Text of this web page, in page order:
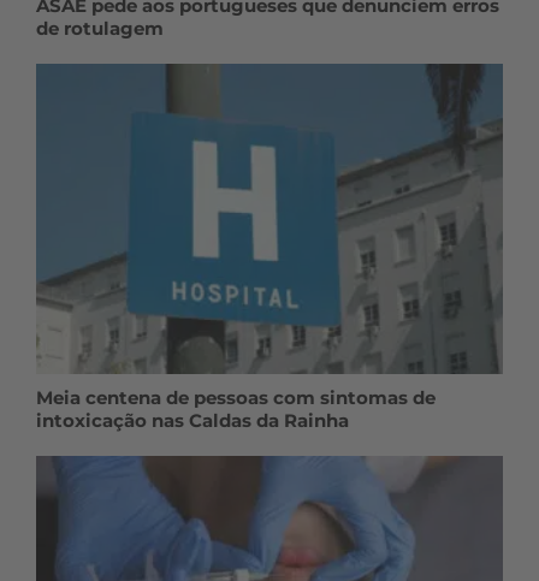
ASAE pede aos portugueses que denunciem erros
de rotulagem
Meia centena de pessoas com sintomas de
intoxicação nas Caldas da Rainha